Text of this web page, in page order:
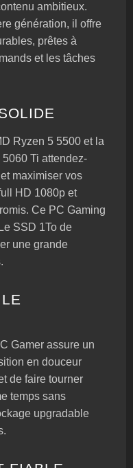
ambitieux.
génération, il offre
prêtes à
et les tâches
Ryzen 5 5500 et la
Ti attendez-
maximiser vos
HD 1080p et
Ce PC Gaming
SSD 1To de
une grande
Gamer assure un
en douceur
de faire tourner
temps sans
upgradable